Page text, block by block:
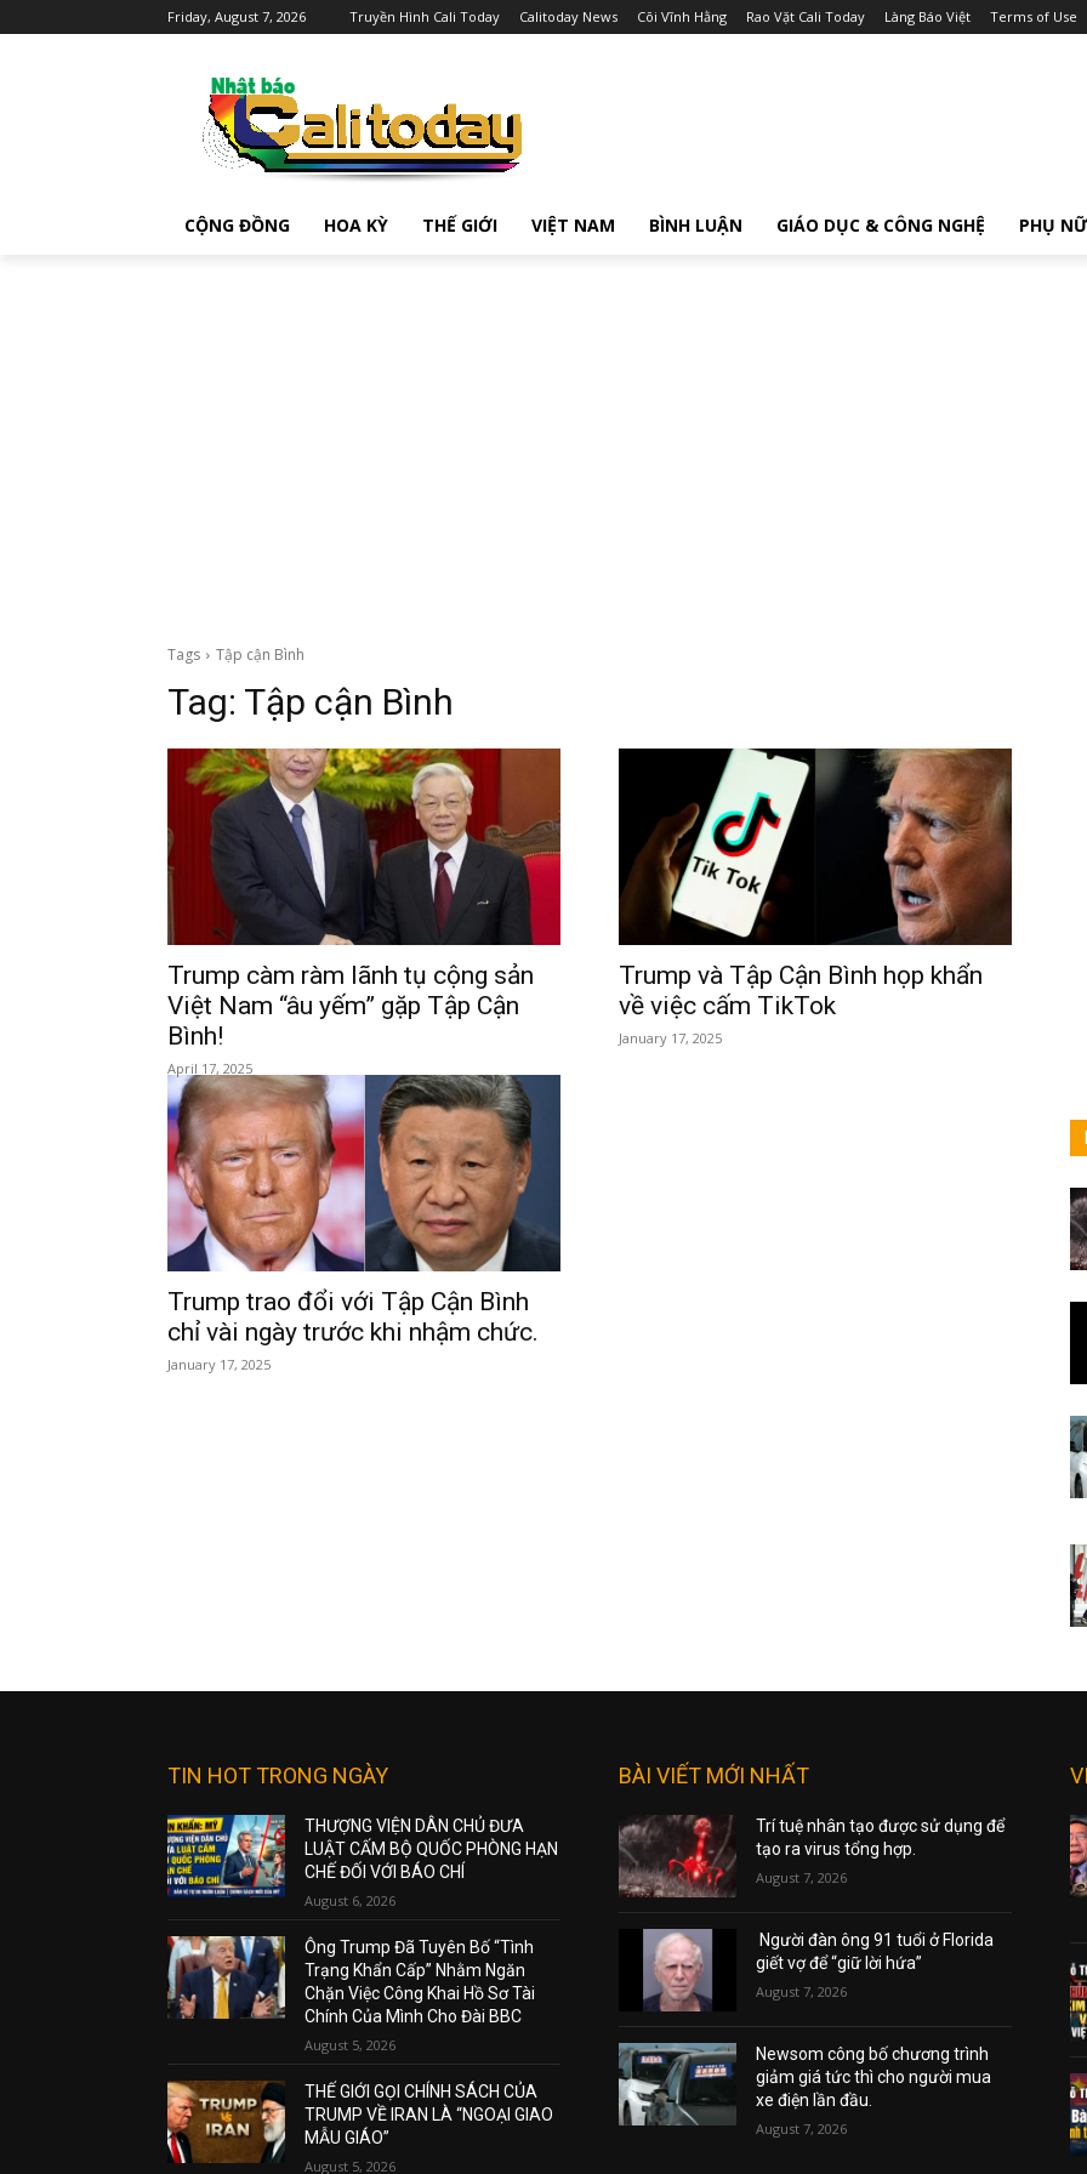
Friday, August 7, 2026 Truyền Hình Cali Today Calitoday News Cõi Vĩnh Hằng Rao Vặt Cali Today Làng Báo Việt Terms of Use
CỘNG ĐỒNG HOA KỲ THẾ GIỚI VIỆT NAM BÌNH LUẬN GIÁO DỤC & CÔNG NGHỆ PHỤ NỮ
Tags Tập cận Bình
Tag: Tập cận Bình
Trump càm ràm lãnh tụ cộng sản
Việt Nam “âu yếm” gặp Tập Cận
Bình!
April 17, 2025
Trump và Tập Cận Bình họp khẩn
về việc cấm TikTok
January 17, 2025
Trump trao đổi với Tập Cận Bình
chỉ vài ngày trước khi nhậm chức.
January 17, 2025
TIN HOT TRONG NGÀY
THƯỢNG VIỆN DÂN CHỦ ĐƯA
LUẬT CẤM BỘ QUỐC PHÒNG HẠN
CHẾ ĐỐI VỚI BÁO CHÍ
August 6, 2026
Ông Trump Đã Tuyên Bố “Tình
Trạng Khẩn Cấp” Nhằm Ngăn
Chặn Việc Công Khai Hồ Sơ Tài
Chính Của Mình Cho Đài BBC
August 5, 2026
THẾ GIỚI GỌI CHÍNH SÁCH CỦA
TRUMP VỀ IRAN LÀ “NGOẠI GIAO
MẪU GIÁO”
August 5, 2026
BÀI VIẾT MỚI NHẤT
Trí tuệ nhân tạo được sử dụng để
tạo ra virus tổng hợp.
August 7, 2026
Người đàn ông 91 tuổi ở Florida
giết vợ để “giữ lời hứa”
August 7, 2026
Newsom công bố chương trình
giảm giá tức thì cho người mua
xe điện lần đầu.
August 7, 2026